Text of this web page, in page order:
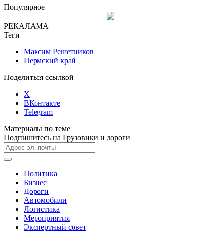
Популярное
РЕКАЛАМА
Теги
Максим Решетников
Пермский край
Поделиться ссылкой
X
ВКонтакте
Telegram
Материалы по теме
Подпишитесь на Грузовики и дороги
Политика
Бизнес
Дороги
Автомобили
Логистика
Мероприятия
Экспертный совет